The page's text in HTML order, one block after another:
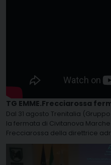
TG EMME.Frecciarossa
Dal 31 agosto Trenitalia
la fermata di Civitanova
Frecciarossa della direttrice